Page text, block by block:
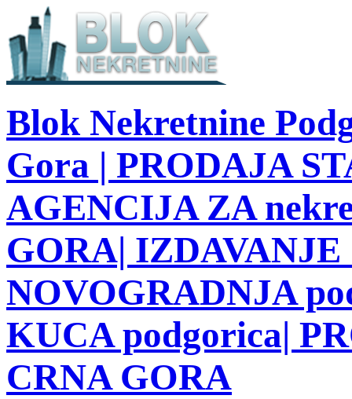
Blok Nekretnine
Gora | PRODAJA
AGENCIJA ZA
GORA| IZDAVANJE
NOVOGRADNJA
KUCA podgorica|
CRNA GORA